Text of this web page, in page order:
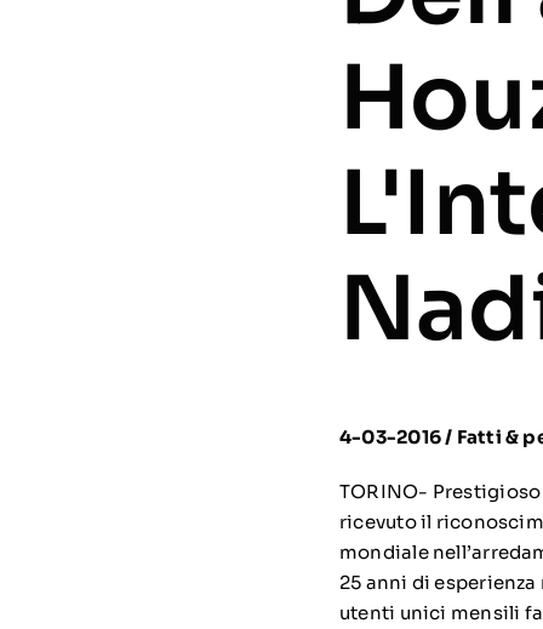
4-03-2016/ Fatti &
TORINO-
ricevuto il
mondiale
25 anni di
utenti unici mensili